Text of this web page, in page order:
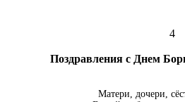
4
Поздравления с Днем
Матери, дочери,